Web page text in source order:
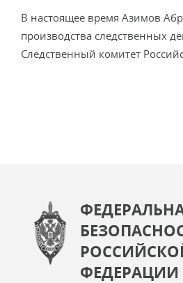
В настоящее время Азимов
производства следственных
Следственный комитет
ФЕДЕРАЦИИ